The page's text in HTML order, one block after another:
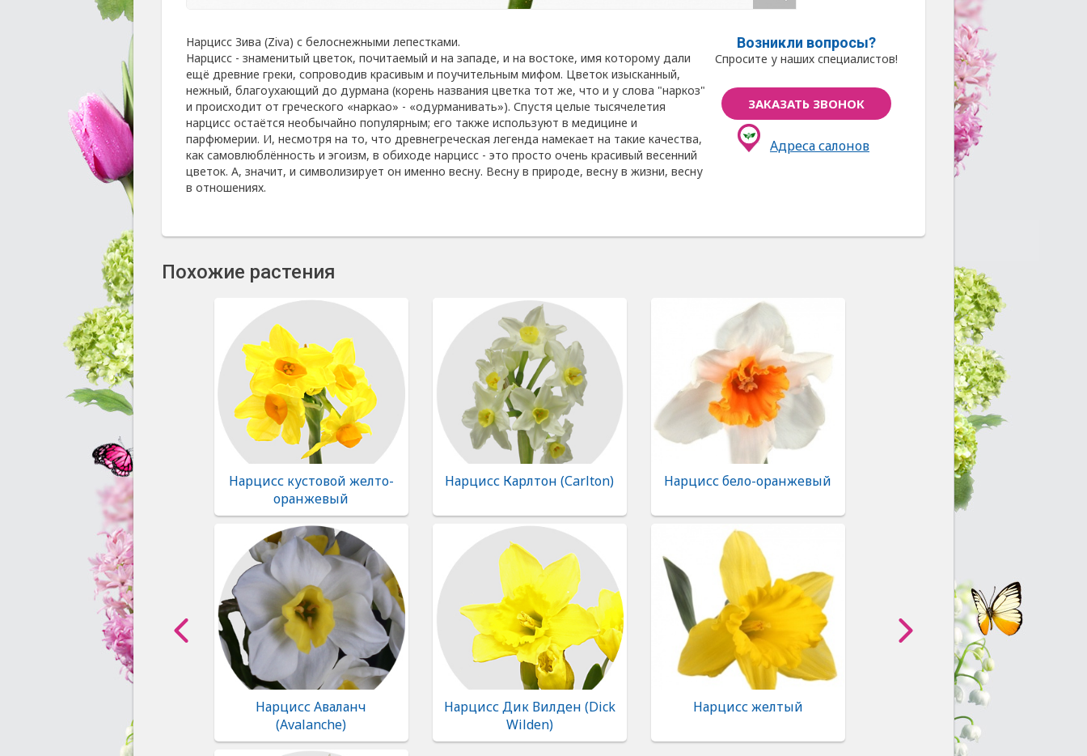
Нарцисс Зива (Ziva) с белоснежными лепестками.
Нарцисс - знаменитый цветок, почитаемый и на западе, и на востоке, имя которому дали
ещё древние греки, сопроводив красивым и поучительным мифом. Цветок изысканный,
нежный, благоухающий до дурмана (корень названия цветка тот же, что и у слова "наркоз"
и происходит от греческого «наркао» - «одурманивать»). Спустя целые тысячелетия
нарцисс остаётся необычайно популярным; его также используют в медицине и
парфюмерии. И, несмотря на то, что древнегреческая легенда намекает на такие качества,
как самовлюблённость и эгоизм, в обиходе нарцисс - это просто очень красивый весенний
цветок. А, значит, и символизирует он именно весну. Весну в природе, весну в жизни, весну
в отношениях.
Возникли вопросы?
Спросите у наших специалистов!
ЗАКАЗАТЬ ЗВОНОК
Адреса салонов
Похожие растения
Нарцисс кустовой желто-
оранжевый
Нарцисс Карлтон (Сarlton) Нарцисс бело-оранжевый
Нарцисс Аваланч
(Avalanche)
Нарцисс Дик Вилден (Dick
Wilden)
Нарцисс желтый